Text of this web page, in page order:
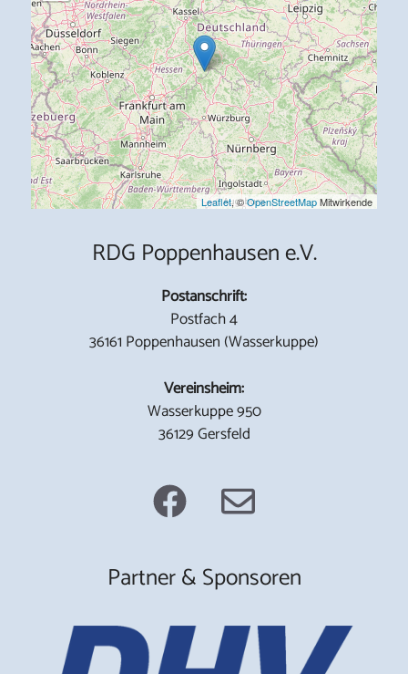
Leaflet, ©OpenStreetMapMitwirkende
RDG Poppenhausen e.V.
Postanschrift:
Postfach 4
36161 Poppenhausen (Wasserkuppe)
Vereinsheim:
Wasserkuppe 950
36129 Gersfeld
Partner & Sponsoren